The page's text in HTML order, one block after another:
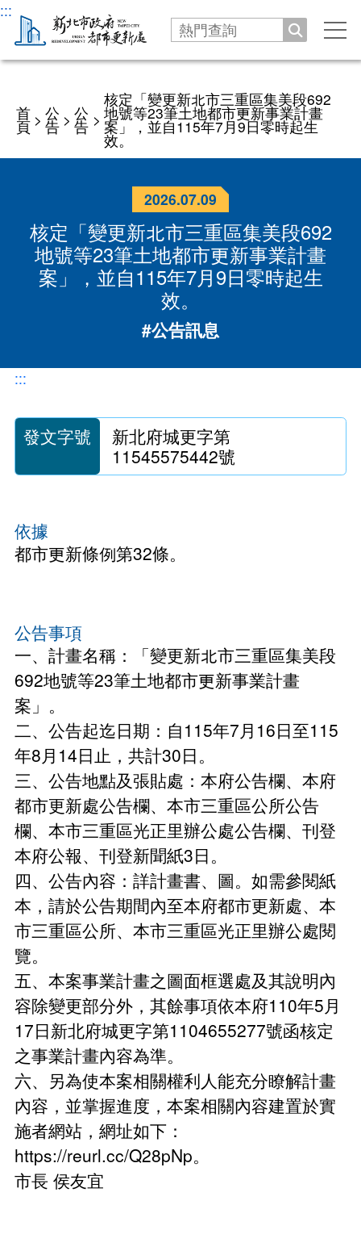
:::
搜尋
手
單
沿革發展
處長介紹
處長與民有約
業務職掌
交通指南
公告
公告
徵才
活動
劃定更新地區及訂定都市更新計畫
更新會籌組及立案申請
更新會籌組申請
更新會立案申請
推動都市更新補助申請
防災型都更行動方案
防災型建築加速改善要點申請
新北市加速推動都市危險建築物重建專案計畫
都市更新推動師
新北市危險建築物580專案
都市更新整建維護補助案
電梯特快車方案
受理民間申請示範街道環境改善計畫
增設電梯產業優選團隊
法令
資訊公開
新北市城鄉資訊查詢平台
都更中繼住宅政策
都更中繼住宅專案計畫
都更你說
施政成果
影像成果
常見問題
安全及衛生防護事項執行情形
性別主流化專區
公職人員及關係人身分關係公開及查詢平臺
下載專區
0507說明會
0403震損受災戶住宅補貼方案
申辦管理
首
頁 > 公
告 > 公
告 >
核定「變更新北市三重區集美段692
地號等23筆土地都市更新事業計畫
案」，並自115年7月9日零時起生
效。
2026.07.09
核定「變更新北市三重區集美段692
地號等23筆土地都市更新事業計畫
案」，並自115年7月9日零時起生
效。
#公告訊息
:::
發文字號
新北府城更字第
11545575442號
依據
都市更新條例第32條。
公告事項
一、計畫名稱：「變更新北市三重區集美段
692地號等23筆土地都市更新事業計畫
案」。
二、公告起迄日期：自115年7月16日至115
年8月14日止，共計30日。
三、公告地點及張貼處：本府公告欄、本府
都市更新處公告欄、本市三重區公所公告
欄、本市三重區光正里辦公處公告欄、刊登
本府公報、刊登新聞紙3日。
四、公告內容：詳計畫書、圖。如需參閱紙
本，請於公告期間內至本府都市更新處、本
市三重區公所、本市三重區光正里辦公處閱
覽。
五、本案事業計畫之圖面框選處及其說明內
容除變更部分外，其餘事項依本府110年5月
17日新北府城更字第1104655277號函核定
之事業計畫內容為準。
六、另為使本案相關權利人能充分瞭解計畫
內容，並掌握進度，本案相關內容建置於實
施者網站，網址如下：
https://reurl.cc/Q28pNp。
市長 侯友宜